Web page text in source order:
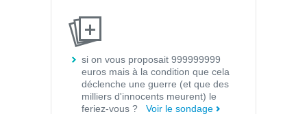
si on vous proposait 999999999
euros mais à la condition que cela
déclenche une guerre (et que des
milliers d'innocents meurent) le
feriez-vous ? Voir le sondage